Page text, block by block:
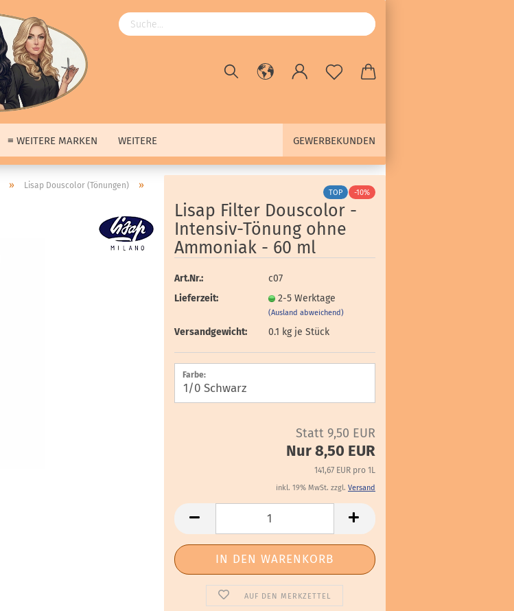
≡ WEITERE MARKEN GEWERBEKUNDEN
WEITERE
Unsere Produkte
» Lisap Douscolor (Tönungen) »
TOP -10%
Lisap Filter Douscolor -
Intensiv-Tönung ohne
Ammoniak - 60 ml
Art.Nr.:
c07
Lieferzeit:
2-5 Werktage
(Ausland abweichend)
Versandgewicht: 0.1 kg je Stück
Farbe:
Statt 9,50 EUR
Nur 8,50 EUR
141,67 EUR pro 1L
inkl. 19% MwSt. zzgl. Versand
AUF DEN MERKZETTEL